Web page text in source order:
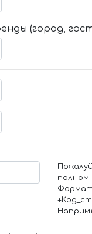
(город,
полном
Формат